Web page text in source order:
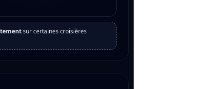
sur certaines croisières